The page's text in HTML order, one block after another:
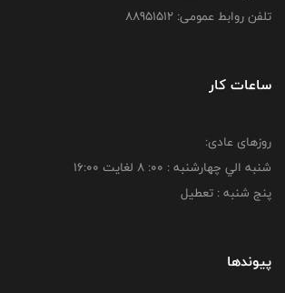
تلفن روابط عمومی: 88951512
ساعات کار
روزهای عادی:
شنبه الي چهارشنبه : 00: 8 لغايت 16:00
پنج شنبه : تعطیل
پیوندها